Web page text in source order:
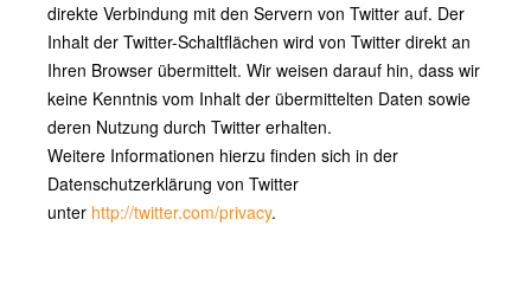
direkte Verbindung mit den Servern von Twitter auf. Der
Inhalt der Twitter-Schaltflächen wird von Twitter direkt an
Ihren Browser übermittelt. Wir weisen darauf hin, dass wir
keine Kenntnis vom Inhalt der übermittelten Daten sowie
deren Nutzung durch Twitter erhalten.
Weitere Informationen hierzu finden sich in der
Datenschutzerklärung von Twitter
unter http://twitter.com/privacy.